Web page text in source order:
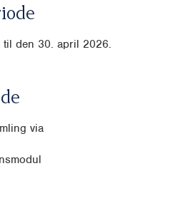
den 30. april 2026.
via